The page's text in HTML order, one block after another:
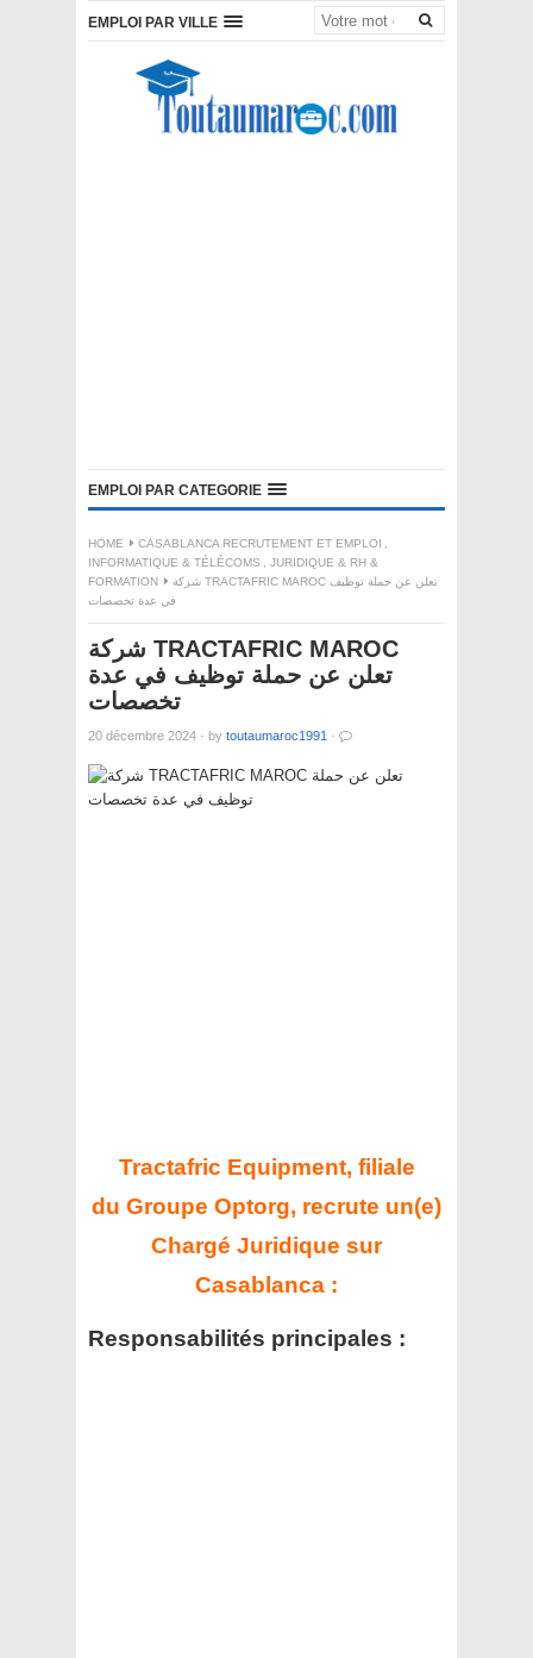
EMPLOI PAR VILLE
EMPLOI PAR CATEGORIE
HOME CASABLANCA RECRUTEMENT ET EMPLOI ,
INFORMATIQUE & TÉLÉCOMS , JURIDIQUE & RH &
FORMATION
شركة TRACTAFRIC MAROC تعلن عن حملة توظيف
في عدة تخصصات
شركة TRACTAFRIC MAROC
تعلن عن حملة توظيف في عدة
تخصصات
20 décembre 2024 · by toutaumaroc1991 ·
Tractafric Equipment, filiale
du Groupe Optorg, recrute un(e)
Chargé Juridique sur
Casablanca :
Responsabilités principales :